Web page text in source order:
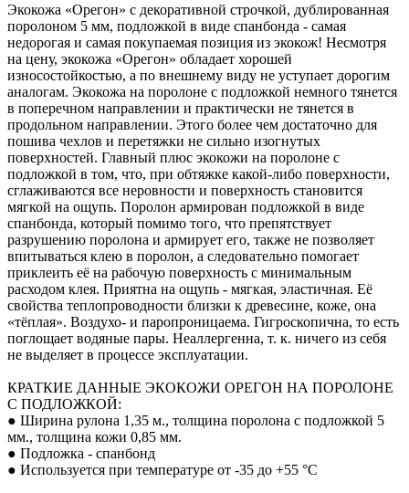
Экокожа «Орегон» с декоративной строчкой, дублированная
поролоном 5 мм, подложкой в виде спанбонда - самая
недорогая и самая покупаемая позиция из экокож! Несмотря
на цену, экокожа «Орегон» обладает хорошей
износостойкостью, а по внешнему виду не уступает дорогим
аналогам. Экокожа на поролоне с подложкой немного тянется
в поперечном направлении и практически не тянется в
продольном направлении. Этого более чем достаточно для
пошива чехлов и перетяжки не сильно изогнутых
поверхностей. Главный плюс экокожи на поролоне с
подложкой в том, что, при обтяжке какой-либо поверхности,
сглаживаются все неровности и поверхность становится
мягкой на ощупь. Поролон армирован подложкой в виде
спанбонда, который помимо того, что препятствует
разрушению поролона и армирует его, также не позволяет
впитываться клею в поролон, а следовательно помогает
приклеить её на рабочую поверхность с минимальным
расходом клея. Приятна на ощупь - мягкая, эластичная. Её
свойства теплопроводности близки к древесине, коже, она
«тёплая». Воздухо- и паропроницаема. Гигроскопична, то есть
поглощает водяные пары. Неаллергенна, т. к. ничего из себя
не выделяет в процессе эксплуатации.
КРАТКИЕ ДАННЫЕ ЭКОКОЖИ ОРЕГОН НА ПОРОЛОНЕ
С ПОДЛОЖКОЙ:
● Ширина рулона 1,35 м., толщина поролона с подложкой 5
мм., толщина кожи 0,85 мм.
● Подложка - спанбонд
● Используется при температуре от -35 до +55 °С